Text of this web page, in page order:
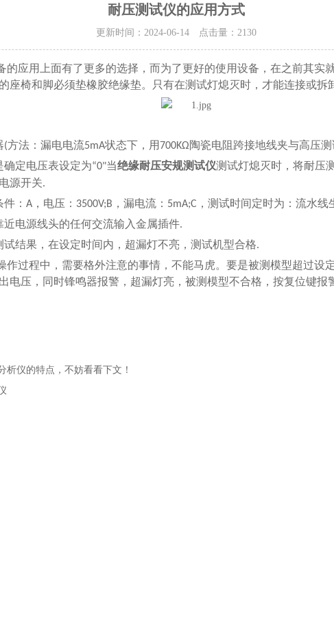
耐压测试仪的应用方式
更新时间：2024-06-14 点击量： 2130
的应用上面有了更多的选择，而为了更好的使用设备，在之前其实
座椅和脚必须垫橡胶绝缘垫。只有在测试灯熄灭时，才能连接或拆
(方法：漏电电流5mA状态下，用 700KΩ陶瓷电阻跨接地线夹与高压
确定电压表设定为“0"当绝缘耐压安规测试仪测试灯熄灭时，将耐压
源开关.
： A ，电压： 3500V;B ，漏电流： 5mA;C ，测试时间定时为：流水线
近电源线头的任何交流输入金属插件.
试结果，在设定时间内，超漏灯不亮，测试机型合格.
程中，需要格外注意的事情，不能马虎。要是被测模型超过设定
电压，同时锋鸣器报警，超漏灯亮，被测模型不合格，按复位键报
析仪的特点，不妨看看下文！